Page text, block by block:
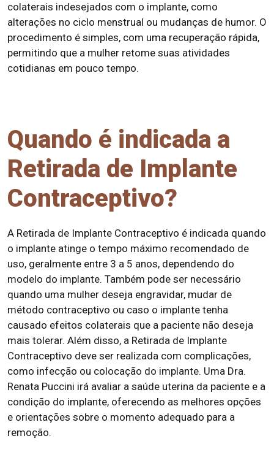
colaterais indesejados com o implante, como
alterações no ciclo menstrual ou mudanças de humor. O
procedimento é simples, com uma recuperação rápida,
permitindo que a mulher retome suas atividades
cotidianas em pouco tempo.
Quando é indicada a
Retirada de Implante
Contraceptivo?
A Retirada de Implante Contraceptivo é indicada quando
o implante atinge o tempo máximo recomendado de
uso, geralmente entre 3 a 5 anos, dependendo do
modelo do implante. Também pode ser necessário
quando uma mulher deseja engravidar, mudar de
método contraceptivo ou caso o implante tenha
causado efeitos colaterais que a paciente não deseja
mais tolerar. Além disso, a Retirada de Implante
Contraceptivo deve ser realizada com complicações,
como infecção ou colocação do implante. Uma Dra.
Renata Puccini irá avaliar a saúde uterina da paciente e a
condição do implante, oferecendo as melhores opções
e orientações sobre o momento adequado para a
remoção.